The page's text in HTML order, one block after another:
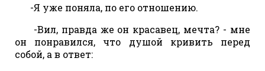
-Я уже поняла, по его отношению.
-Вил, правда же он красавец, мечта? - мне
он понравился, что душой кривить перед
собой, а в ответ: